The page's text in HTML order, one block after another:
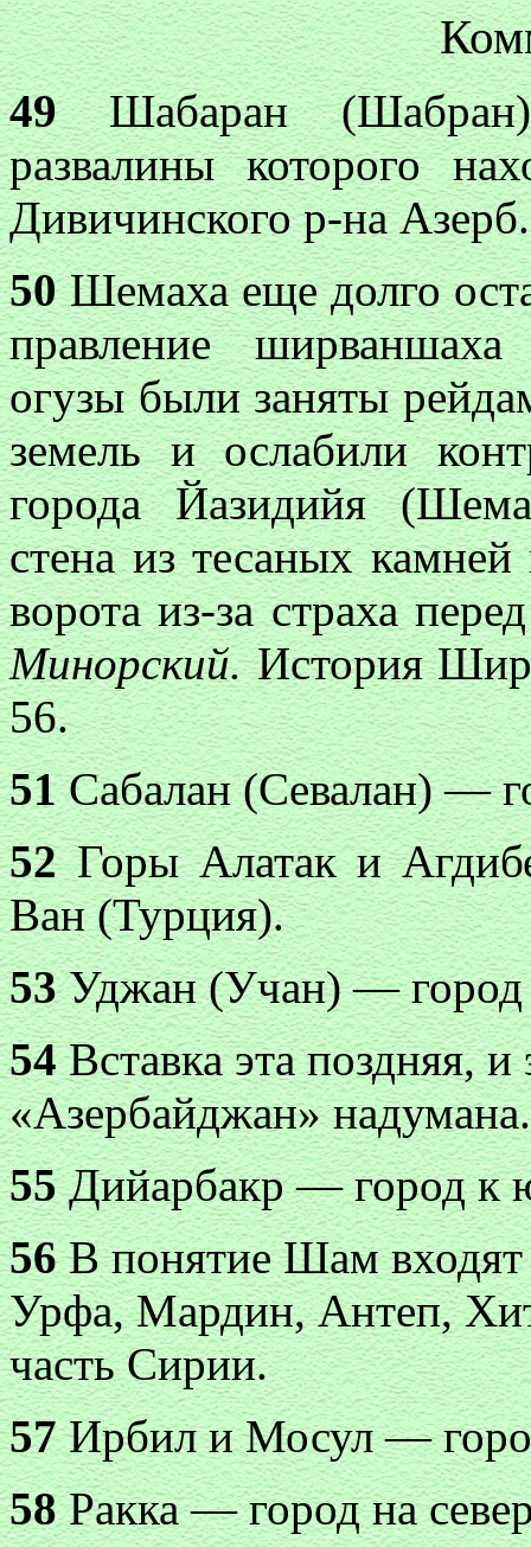
49Шабаран (Шабран)
развалины которого
Дивичинского р-на
50Шемаха еще долго
правление
огузы были заняты
земель и ослабили
города Йазидийя
стена из тесаных
ворота из-за страха
Минорский.История
56.
51Сабалан (Севалан) —
52Горы Алатак и
Ван (Турция).
53Уджан (Учан) —
54Вставка эта поздняя,
«Азербайджан» надумана.
55Дийарбакр — город к
56В понятие Шам входят
Урфа, Мардин, Антеп,
часть Сирии.
57Ирбил и Мосул —
58Ракка — город на